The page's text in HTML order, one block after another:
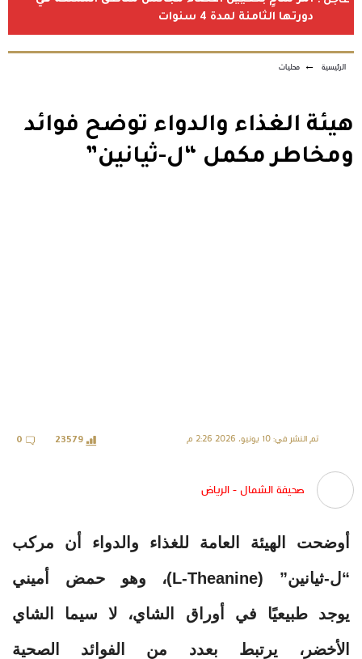
دورتها الثامنة لمدة 4 سنوات
الرئيسية ← محليات
هيئة الغذاء والدواء توضح فوائد
ومخاطر مكمل “ل-ثيانين”
تم النشر في: 10 يونيو، 2026 2:26 م 23579
0
صحيفة الشمال - الرياض
أوضحت الهيئة العامة للغذاء والدواء أن مركب
“ل-ثيانين” (L-Theanine)، وهو حمض أميني
يوجد طبيعيًا في أوراق الشاي، لا سيما الشاي
الأخضر، يرتبط بعدد من الفوائد الصحية